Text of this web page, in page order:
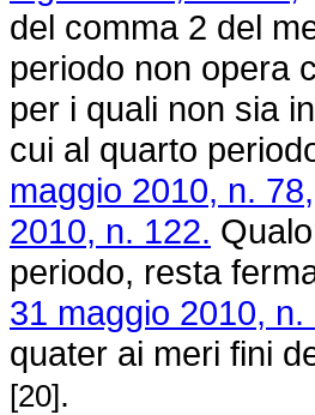
del comma 2 del
periodo non opera
per i quali non sia
cui al quarto
maggio 2010, n. 78,
2010, n. 122.
periodo, resta
31 maggio 2010, n.
quater ai meri fini
[20].